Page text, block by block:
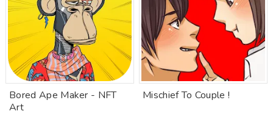
Bored Ape Maker - NFT
Art
Mischief To Couple !